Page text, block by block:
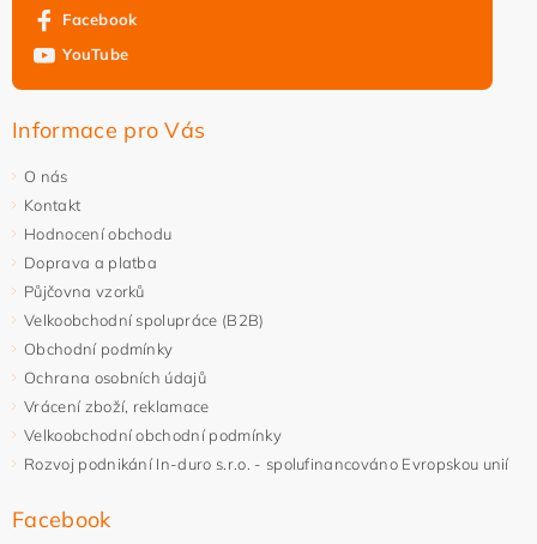
osobních údajů
Facebook
YouTube
Informace pro Vás
O nás
Kontakt
Hodnocení obchodu
Doprava a platba
Půjčovna vzorků
Velkoobchodní spolupráce (B2B)
Obchodní podmínky
Ochrana osobních údajů
Vrácení zboží, reklamace
Velkoobchodní obchodní podmínky
Rozvoj podnikání In-duro s.r.o. - spolufinancováno Evropskou unií
Facebook